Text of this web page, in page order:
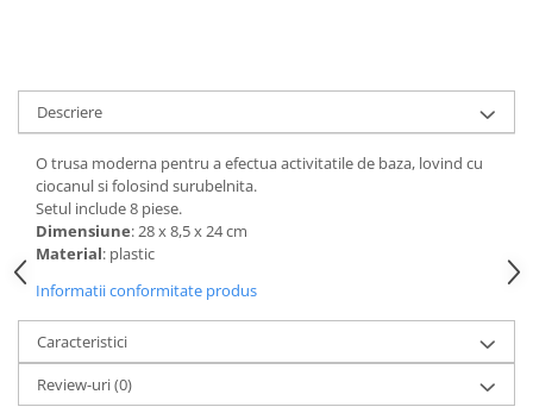
Insecte si paianjeni
Lumea preistorica
Ocean si gheata
Reptile si amfibieni
Set figurine
Viata la ferma
Bancuri de lucru cu unelte
Constructii, cuburi, forme si culori
Corturi de joaca
Jucarii de rol
Descriere
O trusa moderna pentru a efectua activitatile de baza, lovind cu
ciocanul si folosind surubelnita.
Setul include 8 piese.
Dimensiune: 28 x 8,5 x 24 cm
Material: plastic
Informatii conformitate produs
Caracteristici
Review-uri(0)